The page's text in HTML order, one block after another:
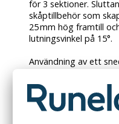
för 3 sektioner.
skåptillbehör som
25 mm hög framtill
lutningsvinkel på 15°.
Användning av ett
underlättar
placeras ovanpå